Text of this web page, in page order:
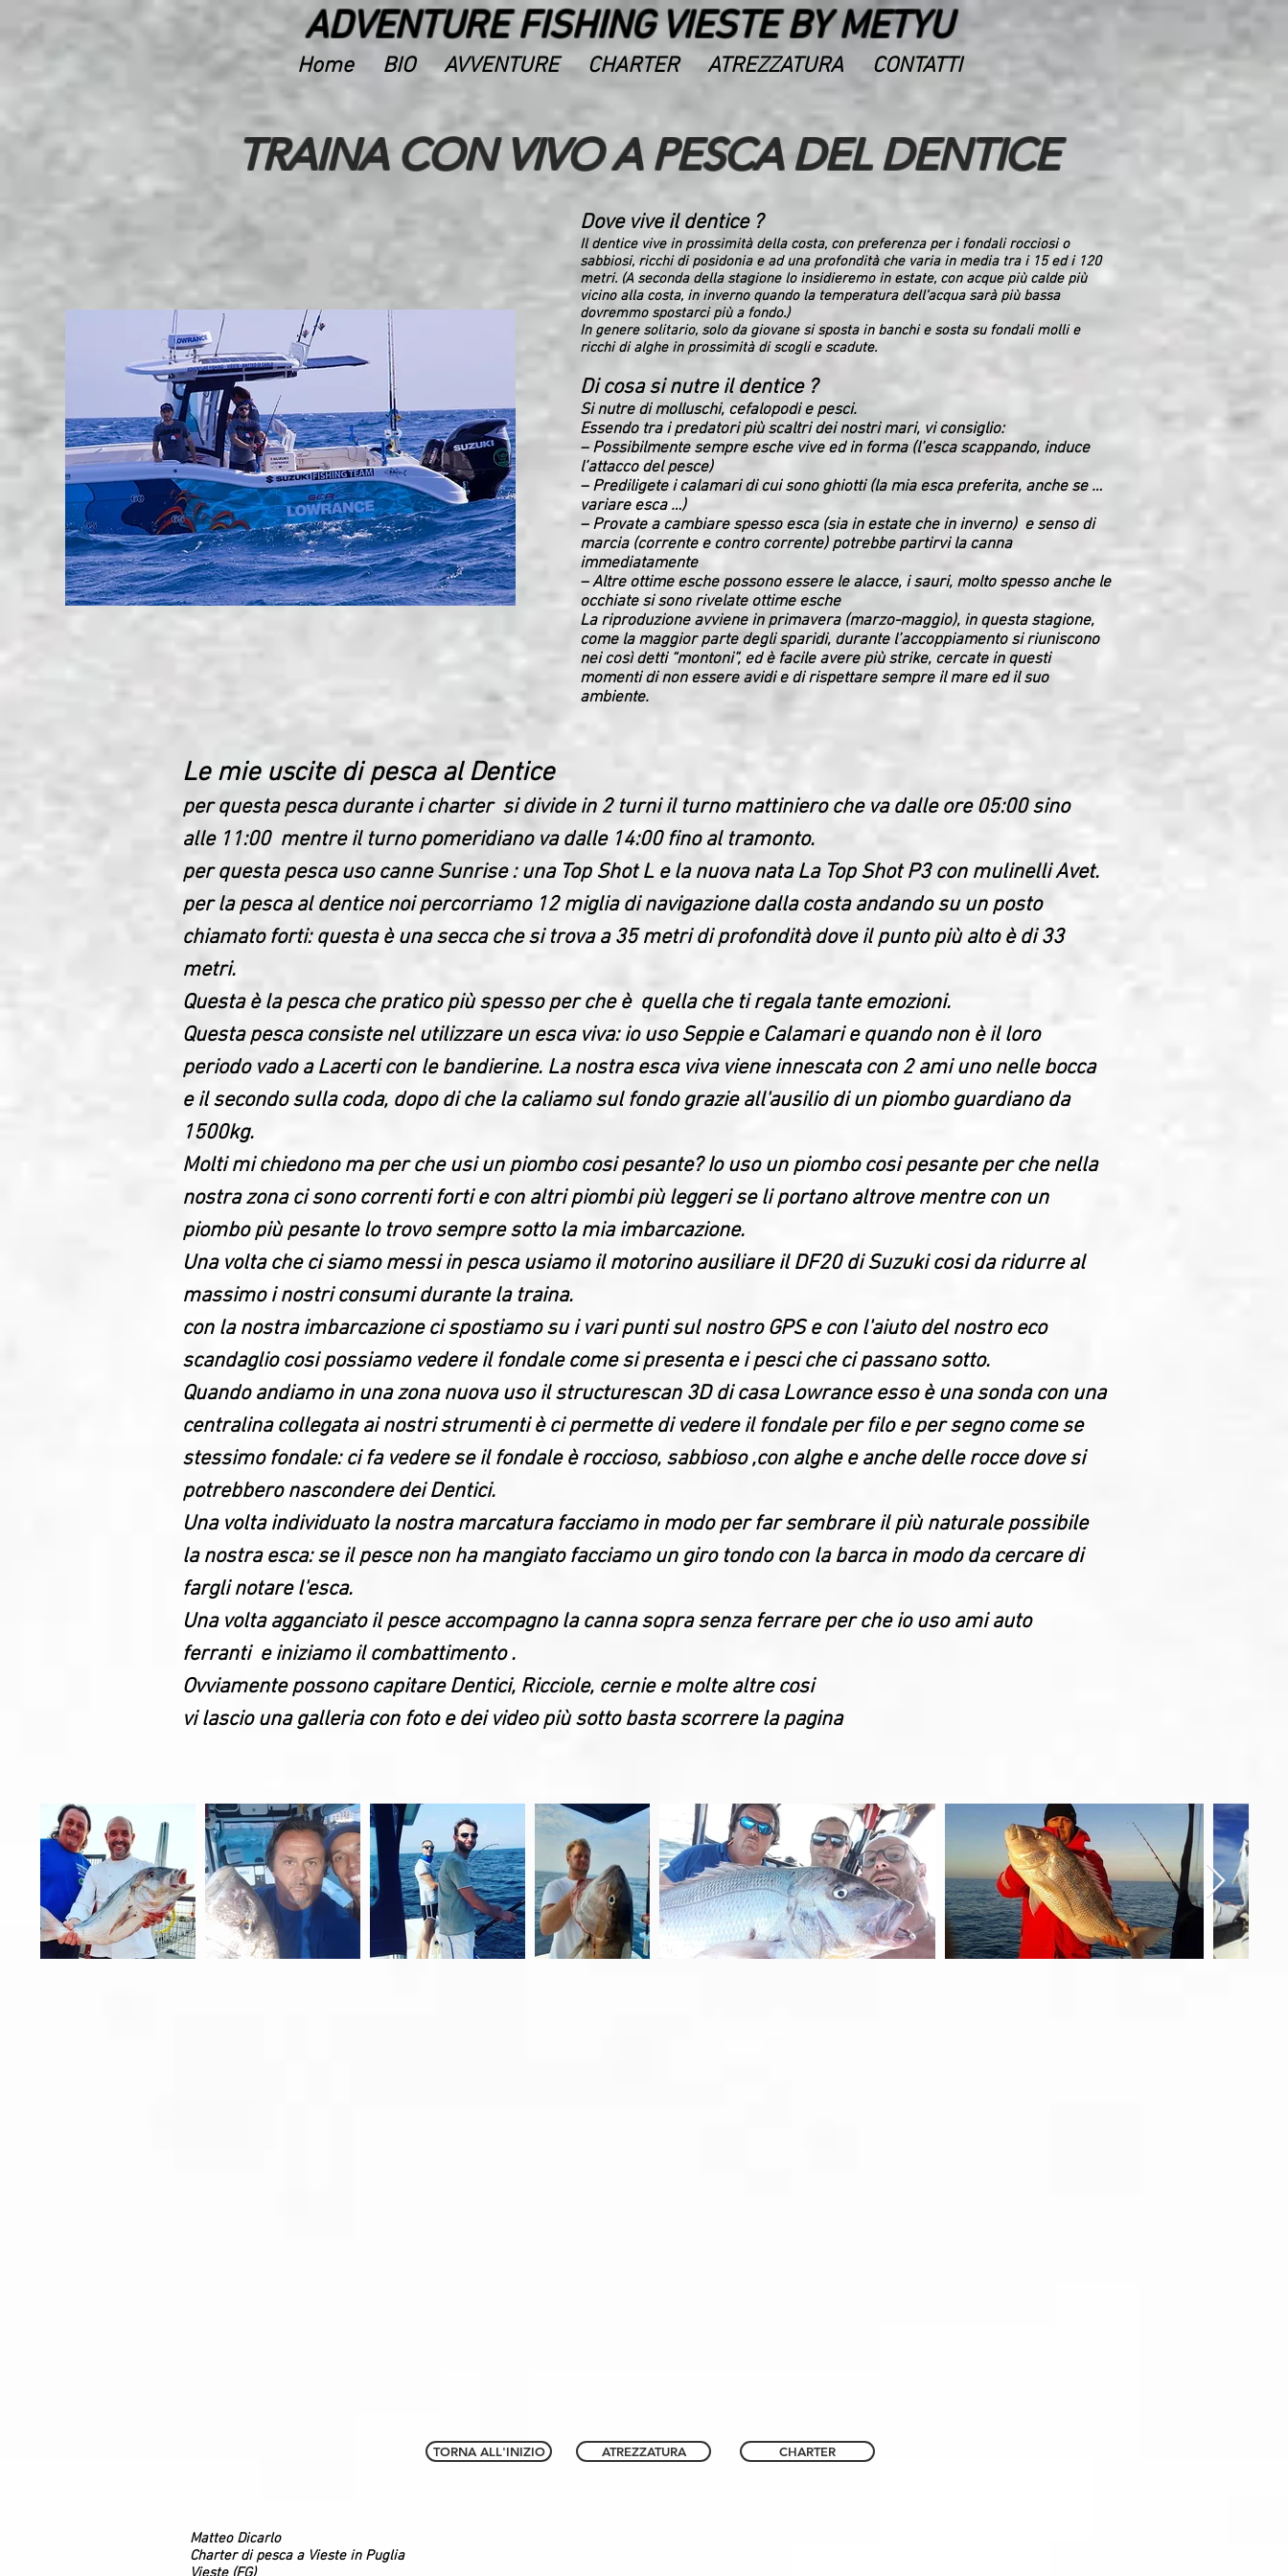
ADVENTURE FISHING VIESTE BY METYU
Home BIO AVVENTURE CHARTER ATREZZATURA CONTATTI
TRAINA CON VIVO A PESCA DEL DENTICE
Dove vive il dentice ?
Il dentice vive in prossimità della costa, con preferenza per i fondali rocciosi o
sabbiosi, ricchi di posidonia e ad una profondità che varia in media tra i 15 ed i 120
metri. (A seconda della stagione lo insidieremo in estate, con acque più calde più
vicino alla costa, in inverno quando la temperatura dell’acqua sarà più bassa
dovremmo spostarci più a fondo.)
In genere solitario, solo da giovane si sposta in banchi e sosta su fondali molli e
ricchi di alghe in prossimità di scogli e scadute.
Di cosa si nutre il dentice ?
Si nutre di molluschi, cefalopodi e pesci.
Essendo tra i predatori più scaltri dei nostri mari, vi consiglio:
– Possibilmente sempre esche vive ed in forma (l’esca scappando, induce
l’attacco del pesce)
– Prediligete i calamari di cui sono ghiotti (la mia esca preferita, anche se …
variare esca …)
– Provate a cambiare spesso esca (sia in estate che in inverno) e senso di
marcia (corrente e contro corrente) potrebbe partirvi la canna
immediatamente
– Altre ottime esche possono essere le alacce, i sauri, molto spesso anche le
occhiate si sono rivelate ottime esche
La riproduzione avviene in primavera (marzo-maggio), in questa stagione,
come la maggior parte degli sparidi, durante l’accoppiamento si riuniscono
nei così detti “montoni”, ed è facile avere più strike, cercate in questi
momenti di non essere avidi e di rispettare sempre il mare ed il suo
ambiente.
Le mie uscite di pesca al Dentice
per questa pesca durante i charter si divide in 2 turni il turno mattiniero che va dalle ore 05:00 sino
alle 11:00 mentre il turno pomeridiano va dalle 14:00 fino al tramonto.
per questa pesca uso canne Sunrise : una Top Shot L e la nuova nata La Top Shot P3 con mulinelli Avet.
per la pesca al dentice noi percorriamo 12 miglia di navigazione dalla costa andando su un posto
chiamato forti: questa è una secca che si trova a 35 metri di profondità dove il punto più alto è di 33
metri.
Questa è la pesca che pratico più spesso per che è quella che ti regala tante emozioni.
Questa pesca consiste nel utilizzare un esca viva: io uso Seppie e Calamari e quando non è il loro
periodo vado a Lacerti con le bandierine. La nostra esca viva viene innescata con 2 ami uno nelle bocca
e il secondo sulla coda, dopo di che la caliamo sul fondo grazie all'ausilio di un piombo guardiano da
1500kg.
Molti mi chiedono ma per che usi un piombo cosi pesante?Io uso un piombo cosi pesante per che nella
nostra zona ci sono correnti forti e con altri piombi più leggeri se li portano altrove mentre con un
piombo più pesante lo trovo sempre sotto la mia imbarcazione.
Una volta che ci siamo messi in pesca usiamo il motorino ausiliare il DF20 di Suzuki cosi da ridurre al
massimo i nostri consumi durante la traina.
con la nostra imbarcazione ci spostiamo su i vari punti sul nostro GPS e con l'aiuto del nostro eco
scandaglio cosi possiamo vedere il fondale come si presenta e i pesci che ci passano sotto.
Quando andiamo in una zona nuova uso il structurescan 3D di casa Lowrance esso è una sonda con una
centralina collegata ai nostri strumenti è ci permette di vedere il fondale per filo e per segno come se
stessimo fondale: ci fa vedere se il fondale è roccioso, sabbioso ,con alghe e anche delle rocce dove si
potrebbero nascondere dei Dentici.
Una volta individuato la nostra marcatura facciamo in modo per far sembrare il più naturale possibile
la nostra esca: se il pesce non ha mangiato facciamo un giro tondo con la barca in modo da cercare di
fargli notare l'esca.
Una volta agganciato il pesce accompagno la canna sopra senza ferrare per che io uso ami auto
ferranti e iniziamo il combattimento .
Ovviamente possono capitare Dentici, Ricciole, cernie e molte altre cosi
vi lascio una galleria con foto e dei video più sotto basta scorrere la pagina
TORNA ALL'INIZIO ATREZZATURA CHARTER
Matteo Dicarlo
Charter di pesca a Vieste in Puglia